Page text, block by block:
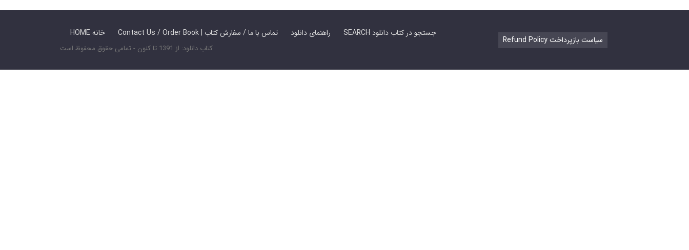
HOME خانه Contact Us / Order Book | تماس با ما / سفارش کتاب راهنمای دانلود SEARCH جستجو در کتاب دانلود
کتاب دانلود: از 1391 تا کنون - تمامی حقوق محفوظ است
Refund Policy سیاست بازپرداخت